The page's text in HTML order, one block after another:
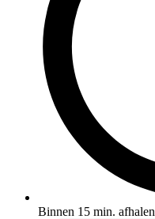
Binnen 15 min. afhalen